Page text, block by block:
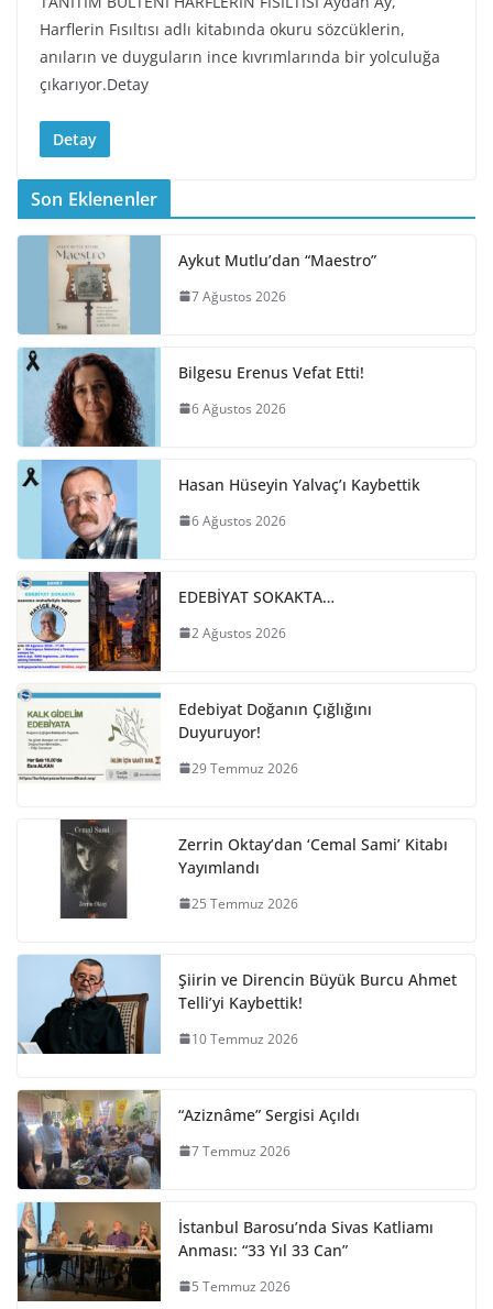
Harflerin Fısıltısı adlı kitabında okuru sözcüklerin,
anıların ve duyguların ince kıvrımlarında bir yolculuğa
çıkarıyor.Detay
Detay
Son Eklenenler
Aykut Mutlu’dan “Maestro”
7 Ağustos 2026
Bilgesu Erenus Vefat Etti!
6 Ağustos 2026
Hasan Hüseyin Yalvaç’ı Kaybettik
6 Ağustos 2026
EDEBİYAT SOKAKTA…
2 Ağustos 2026
Edebiyat Doğanın Çığlığını
Duyuruyor!
29 Temmuz 2026
Zerrin Oktay’dan ‘Cemal Sami’ Kitabı
Yayımlandı
25 Temmuz 2026
Şiirin ve Direncin Büyük Burcu Ahmet
Telli’yi Kaybettik!
10 Temmuz 2026
“Aziznâme” Sergisi Açıldı
7 Temmuz 2026
İstanbul Barosu’nda Sivas Katliamı
Anması: “33 Yıl 33 Can”
5 Temmuz 2026